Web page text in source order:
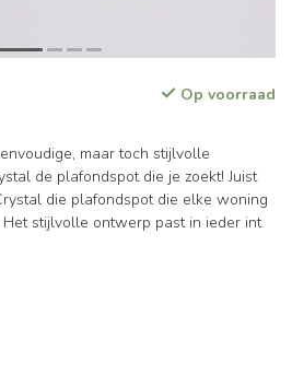
Op voorraad
maar toch stijlvolle
de plafondspot die je zoekt! Juist
die plafondspot die elke woning
stijlvolle ontwerp past in ieder int